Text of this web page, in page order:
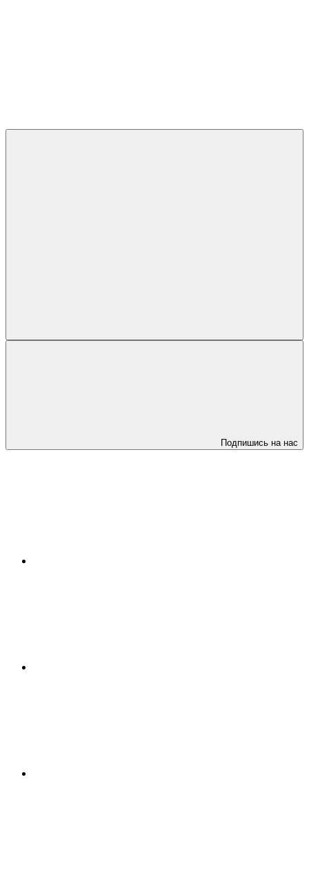
Подпишись на нас